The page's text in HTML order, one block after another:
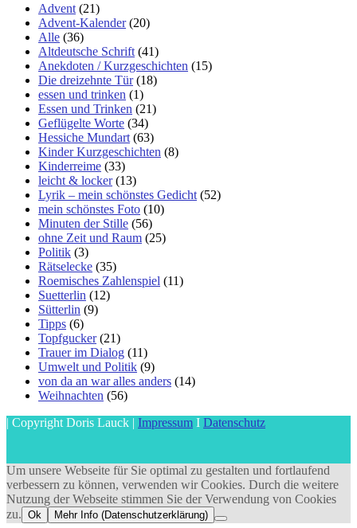
Advent (21)
Advent-Kalender(20)
Alle (36)
Altdeutsche Schrift (41)
Anekdoten / Kurzgeschichten (15)
Die dreizehnte Tür(18)
essen und trinken (1)
Essen und Trinken (21)
Geflügelte Worte (34)
Hessiche Mundart (63)
Kinder Kurzgeschichten (8)
Kinderreime (33)
leicht & locker(13)
Lyrik – mein schönstes Gedicht (52)
mein schönstes Foto (10)
Minuten der Stille (56)
ohne Zeit und Raum (25)
Politik (3)
Rätselecke (35)
Roemisches Zahlenspiel (11)
Suetterlin (12)
Sütterlin (9)
Tipps (6)
Topfgucker(21)
Trauer im Dialog (11)
Umwelt und Politik (9)
von da an war alles anders (14)
Weihnachten (56)
| Copyright Doris Lauck | Impressum I Datenschutz
Um unsere Webseite für Sie optimal zu gestalten und fortlaufend
verbessern zu können, verwenden wir Cookies. Durch die weitere
Nutzung der Webseite stimmen Sie der Verwendung von Cookies
zu. Ok Mehr Info (Datenschutzerklärung)